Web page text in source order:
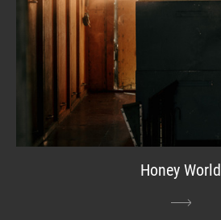
Honey World